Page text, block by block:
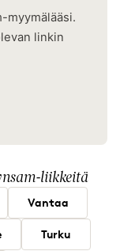
myymälääsi.
linkin
liikkeitä
Vantaa
Turku